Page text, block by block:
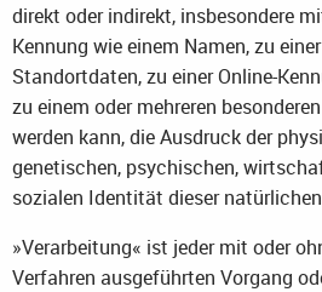
direkt oder indirekt, insbesondere
Kennung wie einem Namen, zu
Standortdaten, zu einer Online-
zu einem oder mehreren
werden kann, die Ausdruck der
genetischen, psychischen,
sozialen Identität dieser
»Verarbeitung« ist jeder mit oder
Verfahren ausgeführten Vorgang